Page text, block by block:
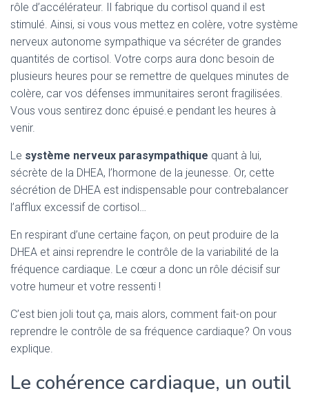
rôle d’accélérateur. Il fabrique du cortisol quand il est
stimulé. Ainsi, si vous vous mettez en colère, votre système
nerveux autonome sympathique va sécréter de grandes
quantités de cortisol. Votre corps aura donc besoin de
plusieurs heures pour se remettre de quelques minutes de
colère, car vos défenses immunitaires seront fragilisées.
Vous vous sentirez donc épuisé.e pendant les heures à
venir.
Le système nerveux parasympathique quant à lui,
sécrète de la DHEA, l’hormone de la jeunesse. Or, cette
sécrétion de DHEA est indispensable pour contrebalancer
l’afflux excessif de cortisol…
En respirant d’une certaine façon, on peut produire de la
DHEA et ainsi reprendre le contrôle de la variabilité de la
fréquence cardiaque. Le cœur a donc un rôle décisif sur
votre humeur et votre ressenti !
C’est bien joli tout ça, mais alors, comment fait-on pour
reprendre le contrôle de sa fréquence cardiaque? On vous
explique.
Le cohérence cardiaque, un outil